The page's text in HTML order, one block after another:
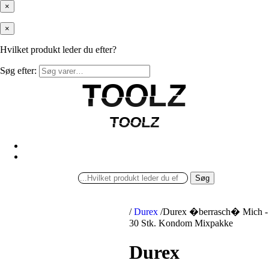
×
×
Hvilket produkt leder du efter?
Søg efter:
TOOLZ
TOOLZ
TOOLZ
TOOLZ
Søg
/ Durex /Durex �berrasch� Mich -
30 Stk. Kondom Mixpakke
Durex